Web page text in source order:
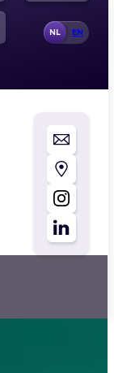
NL EN